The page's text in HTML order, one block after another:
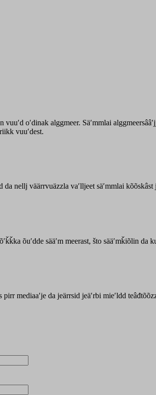
vuuʹd oʹdinak alggmeer. Säʹmmlai
vuuʹdest.
da nellj väärrvuäzzla vaʹlljeet säʹmmlai
õuʹdde sääʹm meerast, što sääʹmǩiõlin da
pirr mediaaʹje da jeärrsid jeäʹrbi mieʹldd